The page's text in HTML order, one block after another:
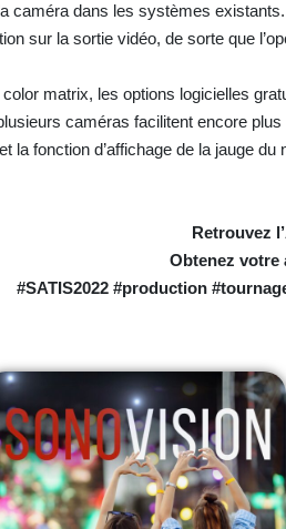
caméra dans les systèmes
sur la sortie vidéo, de sorte que
matrix, les options logicielles
caméras facilitent encore
la fonction d’affichage de la jauge
Retrouvez l’
Obtenez votre
#SATIS2022 #production